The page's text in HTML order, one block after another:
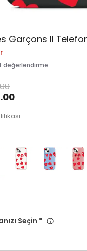
Garçons II Telefon
değerlendirme
Seçin *